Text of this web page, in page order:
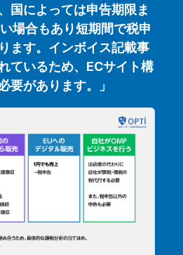
国によっては申告期限ま
場合もあり短期間で税申
ます。インボイス記載事
ているため、ECサイト構
要があります。
」